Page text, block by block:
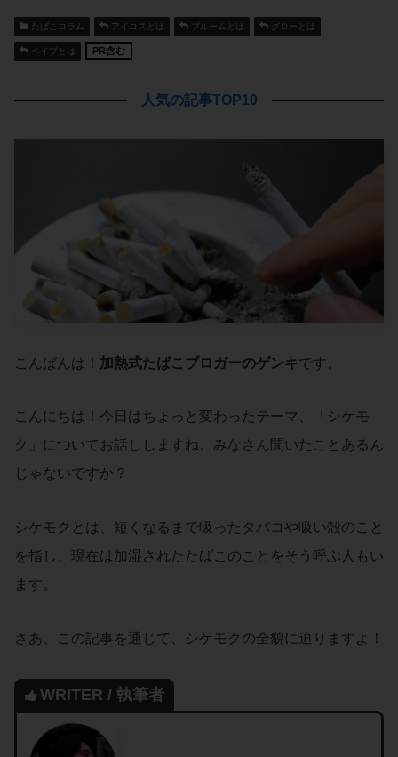
たばこコラム アイコスとは プルームとは グローとは
ベイプとは PR含む
人気の記事TOP10
こんばんは！ 加熱式たばこブロガーのゲンキです。
こんにちは！今日はちょっと変わったテーマ、「シケモ
ク」についてお話ししますね。みなさん聞いたことあるん
じゃないですか？
シケモクとは、短くなるまで吸ったタバコや吸い殻のこと
を指し、現在は加湿されたたばこのことをそう呼ぶ人もい
ます。
さあ、この記事を通じて、シケモクの全貌に迫りますよ！
WRITER / 執筆者